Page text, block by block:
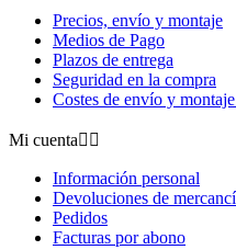
Precios, envío y montaje
Medios de Pago
Plazos de entrega
Seguridad en la compra
Costes de envío y
Mi cuenta 
Información personal
Devoluciones de
Pedidos
Facturas por abono